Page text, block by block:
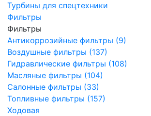
Турбины для спецтехники
Фильтры
Фильтры
Антикоррозийные фильтры (9)
Воздушные фильтры (137)
Гидравлические фильтры (108)
Масляные фильтры (104)
Салонные фильтры (33)
Топливные фильтры (157)
Ходовая